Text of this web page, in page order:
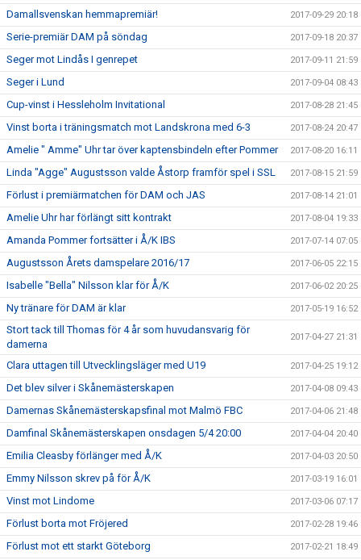
Damallsvenskan hemmapremiär! 2017-09-29 20:18
Serie-premiär DAM på söndag 2017-09-18 20:37
Seger mot Lindås I genrepet 2017-09-11 21:59
Seger i Lund 2017-09-04 08:43
Cup-vinst i Hessleholm Invitational 2017-08-28 21:45
Vinst borta i träningsmatch mot Landskrona med 6-3 2017-08-24 20:47
Amelie " Amme" Uhr tar över kaptensbindeln efter Pommer 2017-08-20 16:11
Linda "Agge" Augustsson valde Åstorp framför spel i SSL 2017-08-15 21:59
Förlust i premiärmatchen för DAM och JAS 2017-08-14 21:01
Amelie Uhr har förlängt sitt kontrakt 2017-08-04 19:33
Amanda Pommer fortsätter i Å/K IBS 2017-07-14 07:05
Augustsson Årets damspelare 2016/17 2017-06-05 22:15
Isabelle "Bella" Nilsson klar för Å/K 2017-06-02 20:25
Ny tränare för DAM är klar 2017-05-19 16:52
Stort tack till Thomas för 4 år som huvudansvarig för
damerna
2017-04-27 21:31
Clara uttagen till Utvecklingsläger med U19 2017-04-25 19:12
Det blev silver i Skånemästerskapen 2017-04-08 09:43
Damernas Skånemästerskapsfinal mot Malmö FBC 2017-04-06 21:48
Damfinal Skånemästerskapen onsdagen 5/4 20:00 2017-04-04 20:40
Emilia Cleasby förlänger med Å/K 2017-04-03 20:50
Emmy Nilsson skrev på för Å/K 2017-03-19 16:01
Vinst mot Lindome 2017-03-06 07:17
Förlust borta mot Fröjered 2017-02-28 19:46
Förlust mot ett starkt Göteborg 2017-02-21 18:49